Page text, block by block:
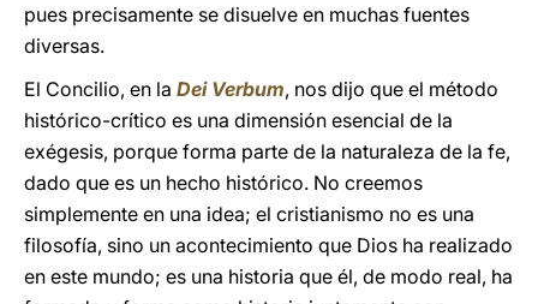
pues precisamente se disuelve en muchas fuentes
diversas.
El Concilio, en la Dei Verbum, nos dijo que el método
histórico-crítico es una dimensión esencial de la
exégesis, porque forma parte de la naturaleza de la fe,
dado que es un hecho histórico. No creemos
simplemente en una idea; el cristianismo no es una
filosofía, sino un acontecimiento que Dios ha realizado
en este mundo; es una historia que él, de modo real, ha